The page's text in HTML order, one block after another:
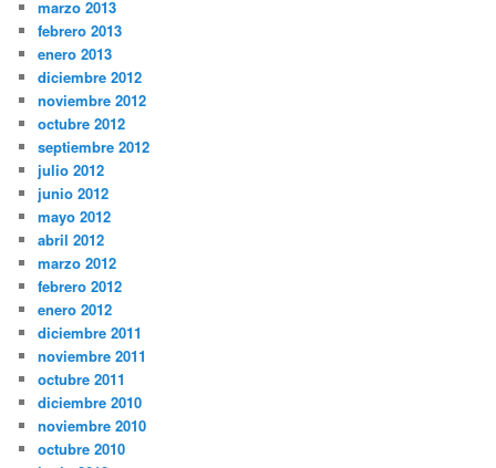
marzo 2013
febrero 2013
enero 2013
diciembre 2012
noviembre 2012
octubre 2012
septiembre 2012
julio 2012
junio 2012
mayo 2012
abril 2012
marzo 2012
febrero 2012
enero 2012
diciembre 2011
noviembre 2011
octubre 2011
diciembre 2010
noviembre 2010
octubre 2010